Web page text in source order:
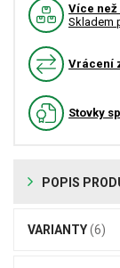
Více než
Skladem
Vrácení
Stovky
POPIS
VARIANTY(6)